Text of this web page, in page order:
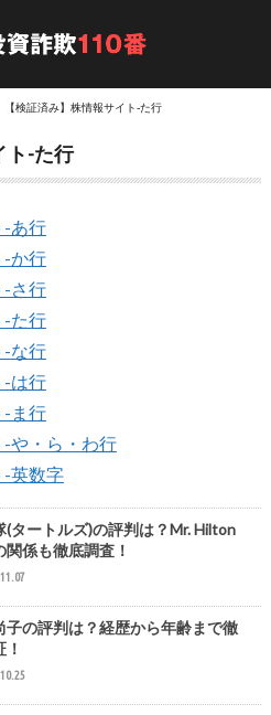
【検証済み】株情報サイト-た行
ト-た行
-あ行
-か行
-さ行
-た行
-な行
-は行
-ま行
-や・ら・わ行
-英数字
(タートルズ)の評判は？Mr. Hilton
関係も徹底調査！
子の評判は？経歴から年齢まで徹